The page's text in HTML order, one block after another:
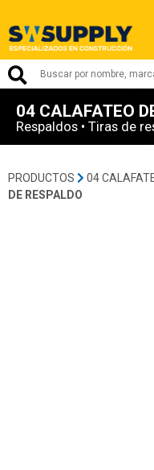
04 CALAFATEO
Respaldos • Tiras de
PRODUCTOS 04
DE RESPALDO